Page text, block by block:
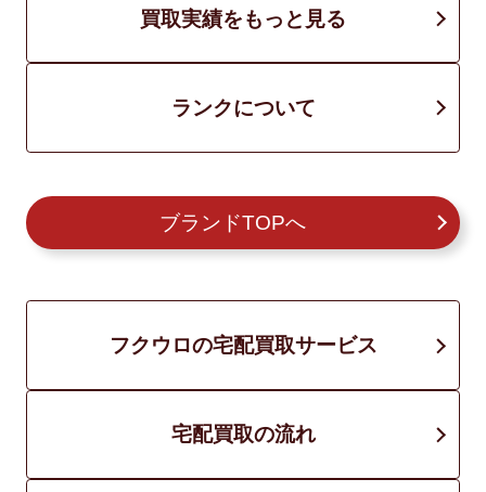
買取実績をもっと見る
ランクについて
ブランドTOPへ
フクウロの宅配買取サービス
宅配買取の流れ